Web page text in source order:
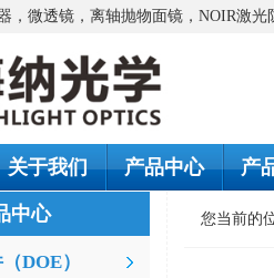
，微透镜，离轴抛物面镜，NOIR激
关于我们 产品中心 产
中心
DOE）
您当前的